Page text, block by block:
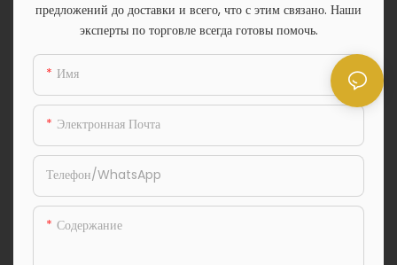
предложений до доставки и всего, что с этим связано. Наши
эксперты по торговле всегда готовы помочь.
Имя
Электронная Почта
Телефон/WhatsApp
Содержание